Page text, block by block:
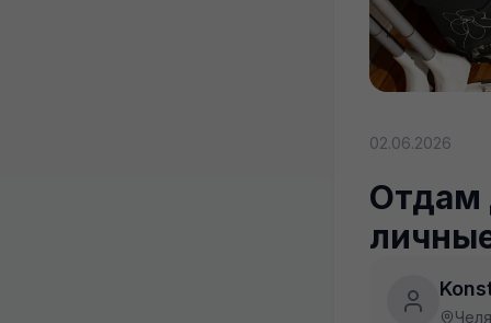
02.06.2026
Отдам